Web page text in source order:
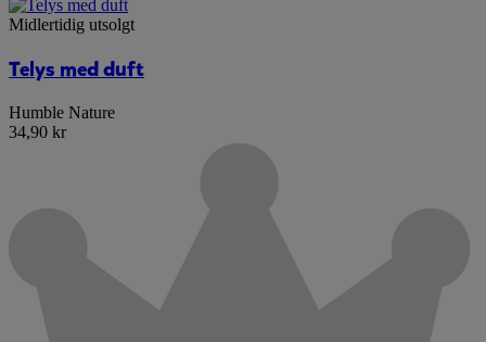
Midlertidig utsolgt
Telys med duft
Humble Nature
34,90 kr